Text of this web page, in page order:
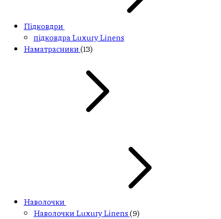
Підковдри
підковдра Luxury Linens
Наматрасники(13)
Наволочки
Наволочки Luxury Linens(9)